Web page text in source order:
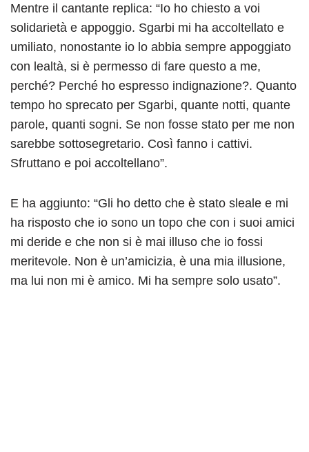
Mentre il cantante replica: “Io ho chiesto a voi
solidarietà e appoggio. Sgarbi mi ha accoltellato e
umiliato, nonostante io lo abbia sempre appoggiato
con lealtà, si è permesso di fare questo a me,
perché? Perché ho espresso indignazione?. Quanto
tempo ho sprecato per Sgarbi, quante notti, quante
parole, quanti sogni. Se non fosse stato per me non
sarebbe sottosegretario. Così fanno i cattivi.
Sfruttano e poi accoltellano”.
E ha aggiunto: “Gli ho detto che è stato sleale e mi
ha risposto che io sono un topo che con i suoi amici
mi deride e che non si è mai illuso che io fossi
meritevole. Non è un’amicizia, è una mia illusione,
ma lui non mi è amico. Mi ha sempre solo usato”.